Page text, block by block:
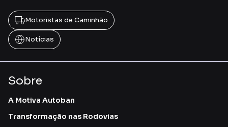
Motoristas de Caminhão
Notícias
Sobre
A Motiva Autoban
Transformação nas Rodovias